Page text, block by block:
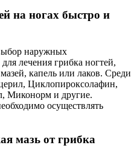
на ногах быстро и
наружных
лечения грибка ногтей,
капель или лаков. Среди
Циклопироксолафин,
Миконорм и другие.
осуществлять
мазь от грибка